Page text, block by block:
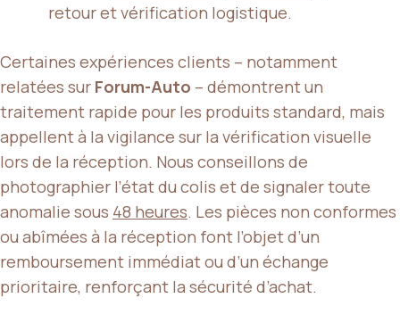
retour et vérification logistique.
Certaines expériences clients – notamment
relatées sur Forum-Auto – démontrent un
traitement rapide pour les produits standard, mais
appellent à la vigilance sur la vérification visuelle
lors de la réception. Nous conseillons de
photographier l’état du colis et de signaler toute
anomalie sous 48 heures. Les pièces non conformes
ou abîmées à la réception font l’objet d’un
remboursement immédiat ou d’un échange
prioritaire, renforçant la sécurité d’achat.